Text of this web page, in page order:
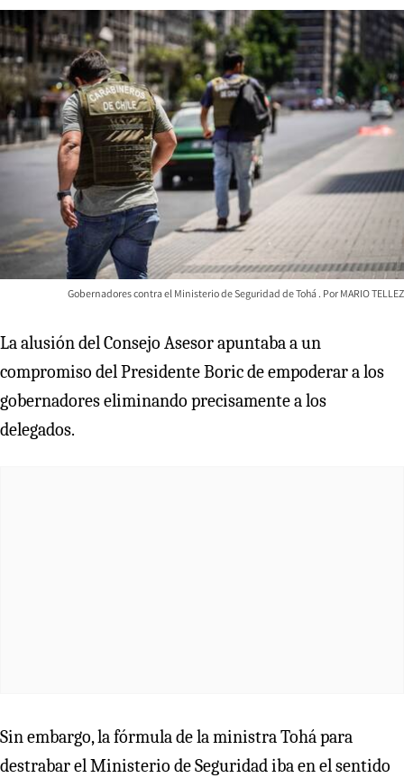
Gobernadores contra el Ministerio de Seguridad de Tohá MARIO TELLEZ
La alusión del Consejo Asesor apuntaba a un
compromiso del Presidente Boric de empoderar a los
gobernadores eliminando precisamente a los
delegados.
Sin embargo, la fórmula de la ministra Tohá para
destrabar el Ministerio de Seguridad iba en el sentido